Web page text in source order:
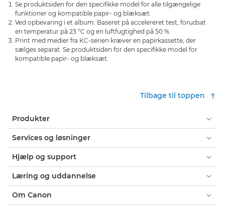
Se produktsiden for den specifikke model for alle tilgængelige
funktioner og kompatible papir- og blæksæt.
Ved opbevaring i et album. Baseret på accelereret test, forudsat
en temperatur på 23 °C og en luftfugtighed på 50 %.
Print med medier fra KC-serien kræver en papirkassette, der
sælges separat. Se produktsiden for den specifikke model for
kompatible papir- og blæksæt.
Tilbage til toppen
Produkter
Services og løsninger
Hjælp og support
Læring og uddannelse
Om Canon